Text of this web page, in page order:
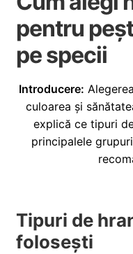
pentru
pe specii
Introducere:
culoarea și
explică ce tipuri
principalele
Tipuri de
folosești